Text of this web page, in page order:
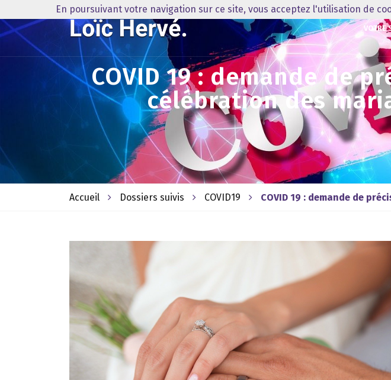
VOTRE
COVID 19 : demande de
célébration des
Accueil Dossiers suivis COVID19 COVID 19 : demande de
En poursuivant votre navigation sur ce site, vous acceptez l'utilisation de